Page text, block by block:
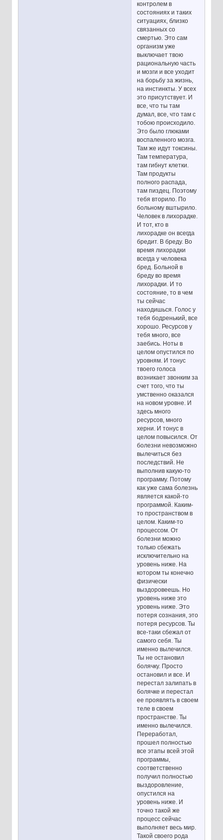
контролем в
состояниях и таких
ситуациях, близко
связанных со
смертью. Это сам
организм уже
выключает твою
рациональную часть
и мозги и все уходит
на борьбу за жизнь,
на инстинкты. У всех
это присутствует. И
все, что ты там
думал, все, что там с
тобою происходило.
Это было глюками
воспаленного мозга.
Там же идут токсины.
Там температура,
там гибнут клетки.
Там продукты
полного распада,
там пиздец. Поэтому
тебя вторило. По
больному вштырило.
Человек в лихорадке.
И тот, кто в
лихорадке он всегда
бредит. В бреду. Во
время лихорадки
всегда у человека
бред. Больной в
бреду во время
лихорадки. И то
состояние, то в чем
ты сейчас
находишься. Голос у
тебя бодренький, все
хорошо. Ресурсов у
тебя много, все
заебись. Ноты в
целом опустился по
уровням. И тонус
твоего голоса
возникает звонким за
счет того, что ты
умственно оказался
на новом уровне. И
здесь много
ресурсов, много
херни. И тонус в
целом повысился. От
болезни невозможно
вылечиться без
последствий. Не
выполнив какую-то
программу. Потому
как уже сама болезнь
является какой-то
программой. Каким-
то пространством в
целом. Каким-то
процессом. От
болезни можно
только сбежать
исключительно на
уровень ниже. На
котором ты конечно
физически
выздоровеешь. Но
уровень ниже это
уровень ниже. Это
потеря сознания, это
потеря ресурсов. Ты
все-таки сбежал от
самого себя. Ты
именно вылечился.
Ты не остановил
болячку. Просто
остановил и все. И
перестал залипать в
болячке и перестал
ее проявлять в своем
теле в своем
пространстве. Ты
именно вылечился.
Переработал,
прошел полностью
все этапы всей этой
программы,
соответственно
получил полностью
выздоровление,
опустился на
уровень ниже. И
точно такой же
процесс сейчас
выполняет весь мир.
Такой своего рода